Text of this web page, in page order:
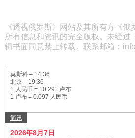
《透视俄罗斯》网站及其所有方《俄
所有信息和资讯的完全版权。未经过
辑书面同意禁止转载。联系邮箱：
莫斯科 – 14:36
北京 – 19:36
1 人民币 = 10.291 卢布
1 卢布 = 0.097 人民币
简讯
2026年8月7日